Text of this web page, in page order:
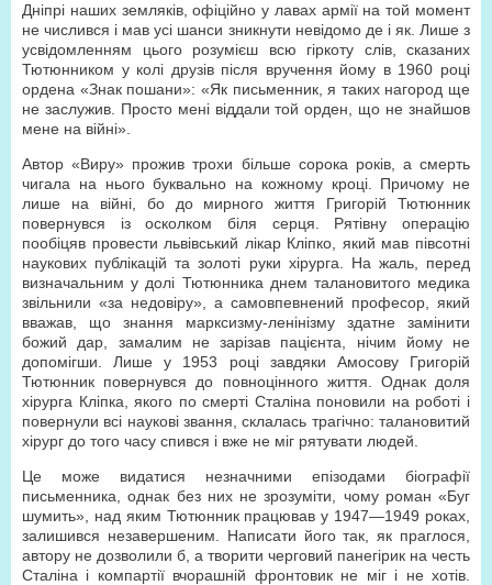
Дніпрі наших земляків, офіційно у лавах армії на той момент
не числився і мав усі шанси зникнути невідомо де і як. Лише з
усвідомленням цього розумієш всю гіркоту слів, сказаних
Тютюнником у колі друзів після вручення йому в 1960 році
ордена «Знак пошани»: «Як письменник, я таких нагород ще
не заслужив. Просто мені віддали той орден, що не знайшов
мене на війні».
Автор «Виру» прожив трохи більше сорока років, а смерть
чигала на нього буквально на кожному кроці. Причому не
лише на війні, бо до мирного життя Григорій Тютюнник
повернувся із осколком біля серця. Рятівну операцію
пообіцяв провести львівський лікар Кліпко, який мав півсотні
наукових публікацій та золоті руки хірурга. На жаль, перед
визначальним у долі Тютюнника днем талановитого медика
звільнили «за недовіру», а самовпевнений професор, який
вважав, що знання марксизму-ленінізму здатне замінити
божий дар, замалим не зарізав пацієнта, нічим йому не
допомігши. Лише у 1953 році завдяки Амосову Григорій
Тютюнник повернувся до повноцінного життя. Однак доля
хірурга Кліпка, якого по смерті Сталіна поновили на роботі і
повернули всі наукові звання, склалась трагічно: талановитий
хірург до того часу спився і вже не міг рятувати людей.
Це може видатися незначними епізодами біографії
письменника, однак без них не зрозуміти, чому роман «Буг
шумить», над яким Тютюнник працював у 1947—1949 роках,
залишився незавершеним. Написати його так, як праглося,
автору не дозволили б, а творити черговий панегірик на честь
Сталіна і компартії вчорашній фронтовик не міг і не хотів.